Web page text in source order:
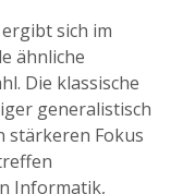
sich im
ähnliche
Die klassische
generalistisch
stärkeren Fokus
Informatik,